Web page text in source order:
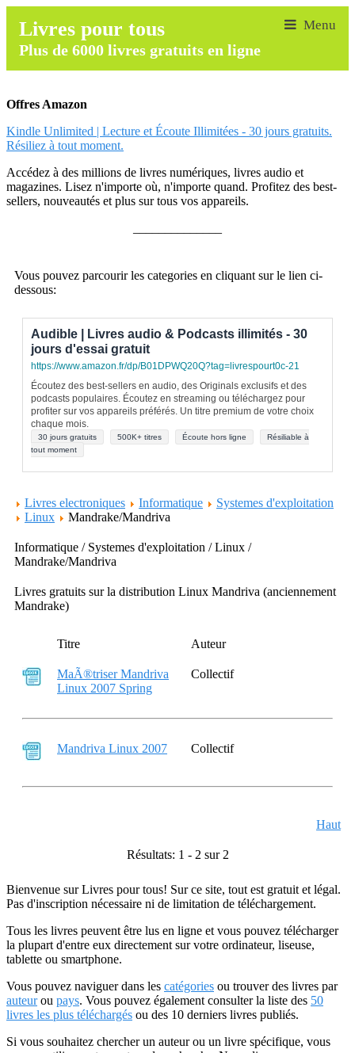
Livres pour tous
Plus de 6000 livres gratuits en ligne
Offres Amazon
Kindle Unlimited | Lecture et Écoute Illimitées - 30 jours gratuits.
Résiliez à tout moment.
Accédez à des millions de livres numériques, livres audio et
magazines. Lisez n'importe où, n'importe quand. Profitez des best-
sellers, nouveautés et plus sur tous vos appareils.
Vous pouvez parcourir les categories en cliquant sur le lien ci-
dessous:
Audible | Livres audio & Podcasts illimités - 30
jours d'essai gratuit
https://www.amazon.fr/dp/B01DPWQ20Q?tag=livrespourt0c-21
Écoutez des best-sellers en audio, des Originals exclusifs et des
podcasts populaires. Écoutez en streaming ou téléchargez pour
profiter sur vos appareils préférés. Un titre premium de votre choix
chaque mois.
30 jours gratuits 500K+ titres Écoute hors ligne
Résiliable à
tout moment
Livres electroniques Informatique
Systemes d'exploitation
Linux
Mandrake/Mandriva
Informatique / Systemes d'exploitation / Linux /
Mandrake/Mandriva
Livres gratuits sur la distribution Linux Mandriva (anciennement
Mandrake)
Titre Auteur
MaÃ®triser Mandriva
Linux 2007 Spring
Collectif
Mandriva Linux 2007 Collectif
Haut
Résultats: 1 - 2 sur 2
Bienvenue sur Livres pour tous! Sur ce site, tout est gratuit et légal.
Pas d'inscription nécessaire ni de limitation de téléchargement.
Tous les livres peuvent être lus en ligne et vous pouvez télécharger
la plupart d'entre eux directement sur votre ordinateur, liseuse,
tablette ou smartphone.
Vous pouvez naviguer dans les catégories ou trouver des livres par
auteurou pays. Vous pouvez également consulter la liste des 50
livres les plus téléchargés ou des 10 derniers livres publiés.
Si vous souhaitez chercher un auteur ou un livre spécifique, vous